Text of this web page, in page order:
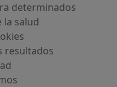
determinados
la salud
resultados